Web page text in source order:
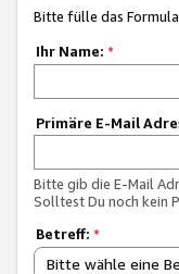
Bitte fülle das
Ihr Name: *
Primäre E-Mail
Bitte gib die E-Mail
Solltest Du noch kein
Betreff: *
Bitte wähle eine